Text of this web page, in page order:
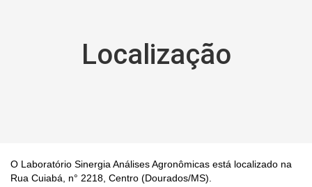
Localização
O Laboratório Sinergia Análises Agronômicas está localizado na
Rua Cuiabá, n° 2218, Centro (Dourados/MS).